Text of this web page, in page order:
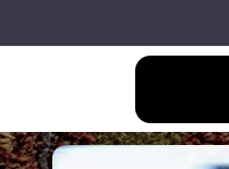
Ir a Inicio